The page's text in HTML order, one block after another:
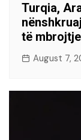
Turqia,
të
August 7,